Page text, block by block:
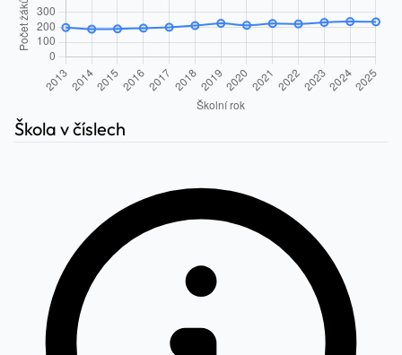
Škola v číslech